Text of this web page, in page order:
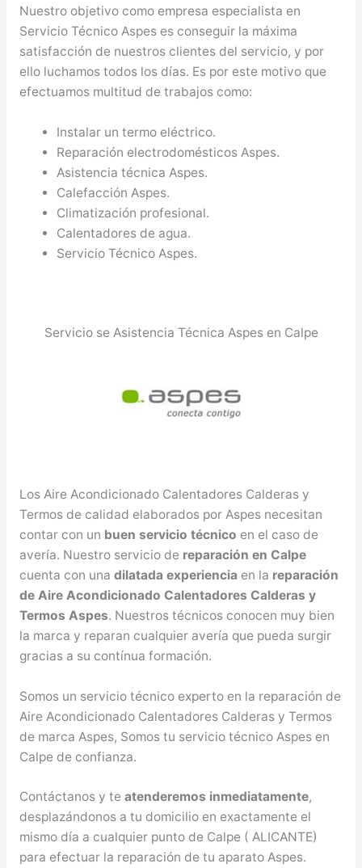
Nuestro objetivo como empresa especialista en
Servicio Técnico Aspes es conseguir la máxima
satisfacción de nuestros clientes del servicio, y por
ello luchamos todos los días. Es por este motivo que
efectuamos multitud de trabajos como:
Instalar un termo eléctrico.
Reparación electrodomésticos Aspes.
Asistencia técnica Aspes.
Calefacción Aspes.
Climatización profesional.
Calentadores de agua.
Servicio Técnico Aspes.
Servicio se Asistencia Técnica Aspes en Calpe
Los Aire Acondicionado Calentadores Calderas y
Termos de calidad elaborados por Aspes necesitan
contar con un buen servicio técnico en el caso de
avería. Nuestro servicio de reparación en Calpe
cuenta con una dilatada experiencia en la reparación
de Aire Acondicionado Calentadores Calderas y
Termos Aspes. Nuestros técnicos conocen muy bien
la marca y reparan cualquier avería que pueda surgir
gracias a su contínua formación.
Somos un servicio técnico experto en la reparación de
Aire Acondicionado Calentadores Calderas y Termos
de marca Aspes, Somos tu servicio técnico Aspes en
Calpe de confianza.
Contáctanos y te atenderemos inmediatamente,
desplazándonos a tu domicilio en exactamente el
mismo día a cualquier punto de Calpe ( ALICANTE)
para efectuar la reparación de tu aparato Aspes.